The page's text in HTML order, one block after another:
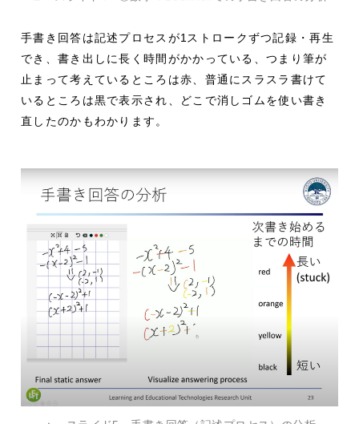
手書き回答は記述プロセスが1 ストロークずつ記録・再生
でき、書き出しに長く時間がかかっている、つまり筆が
止まって考えているところは赤、普通にスラスラ書けて
いるところは黒で表示され、どこで消しゴムを使い書き
直したのかもわかります。